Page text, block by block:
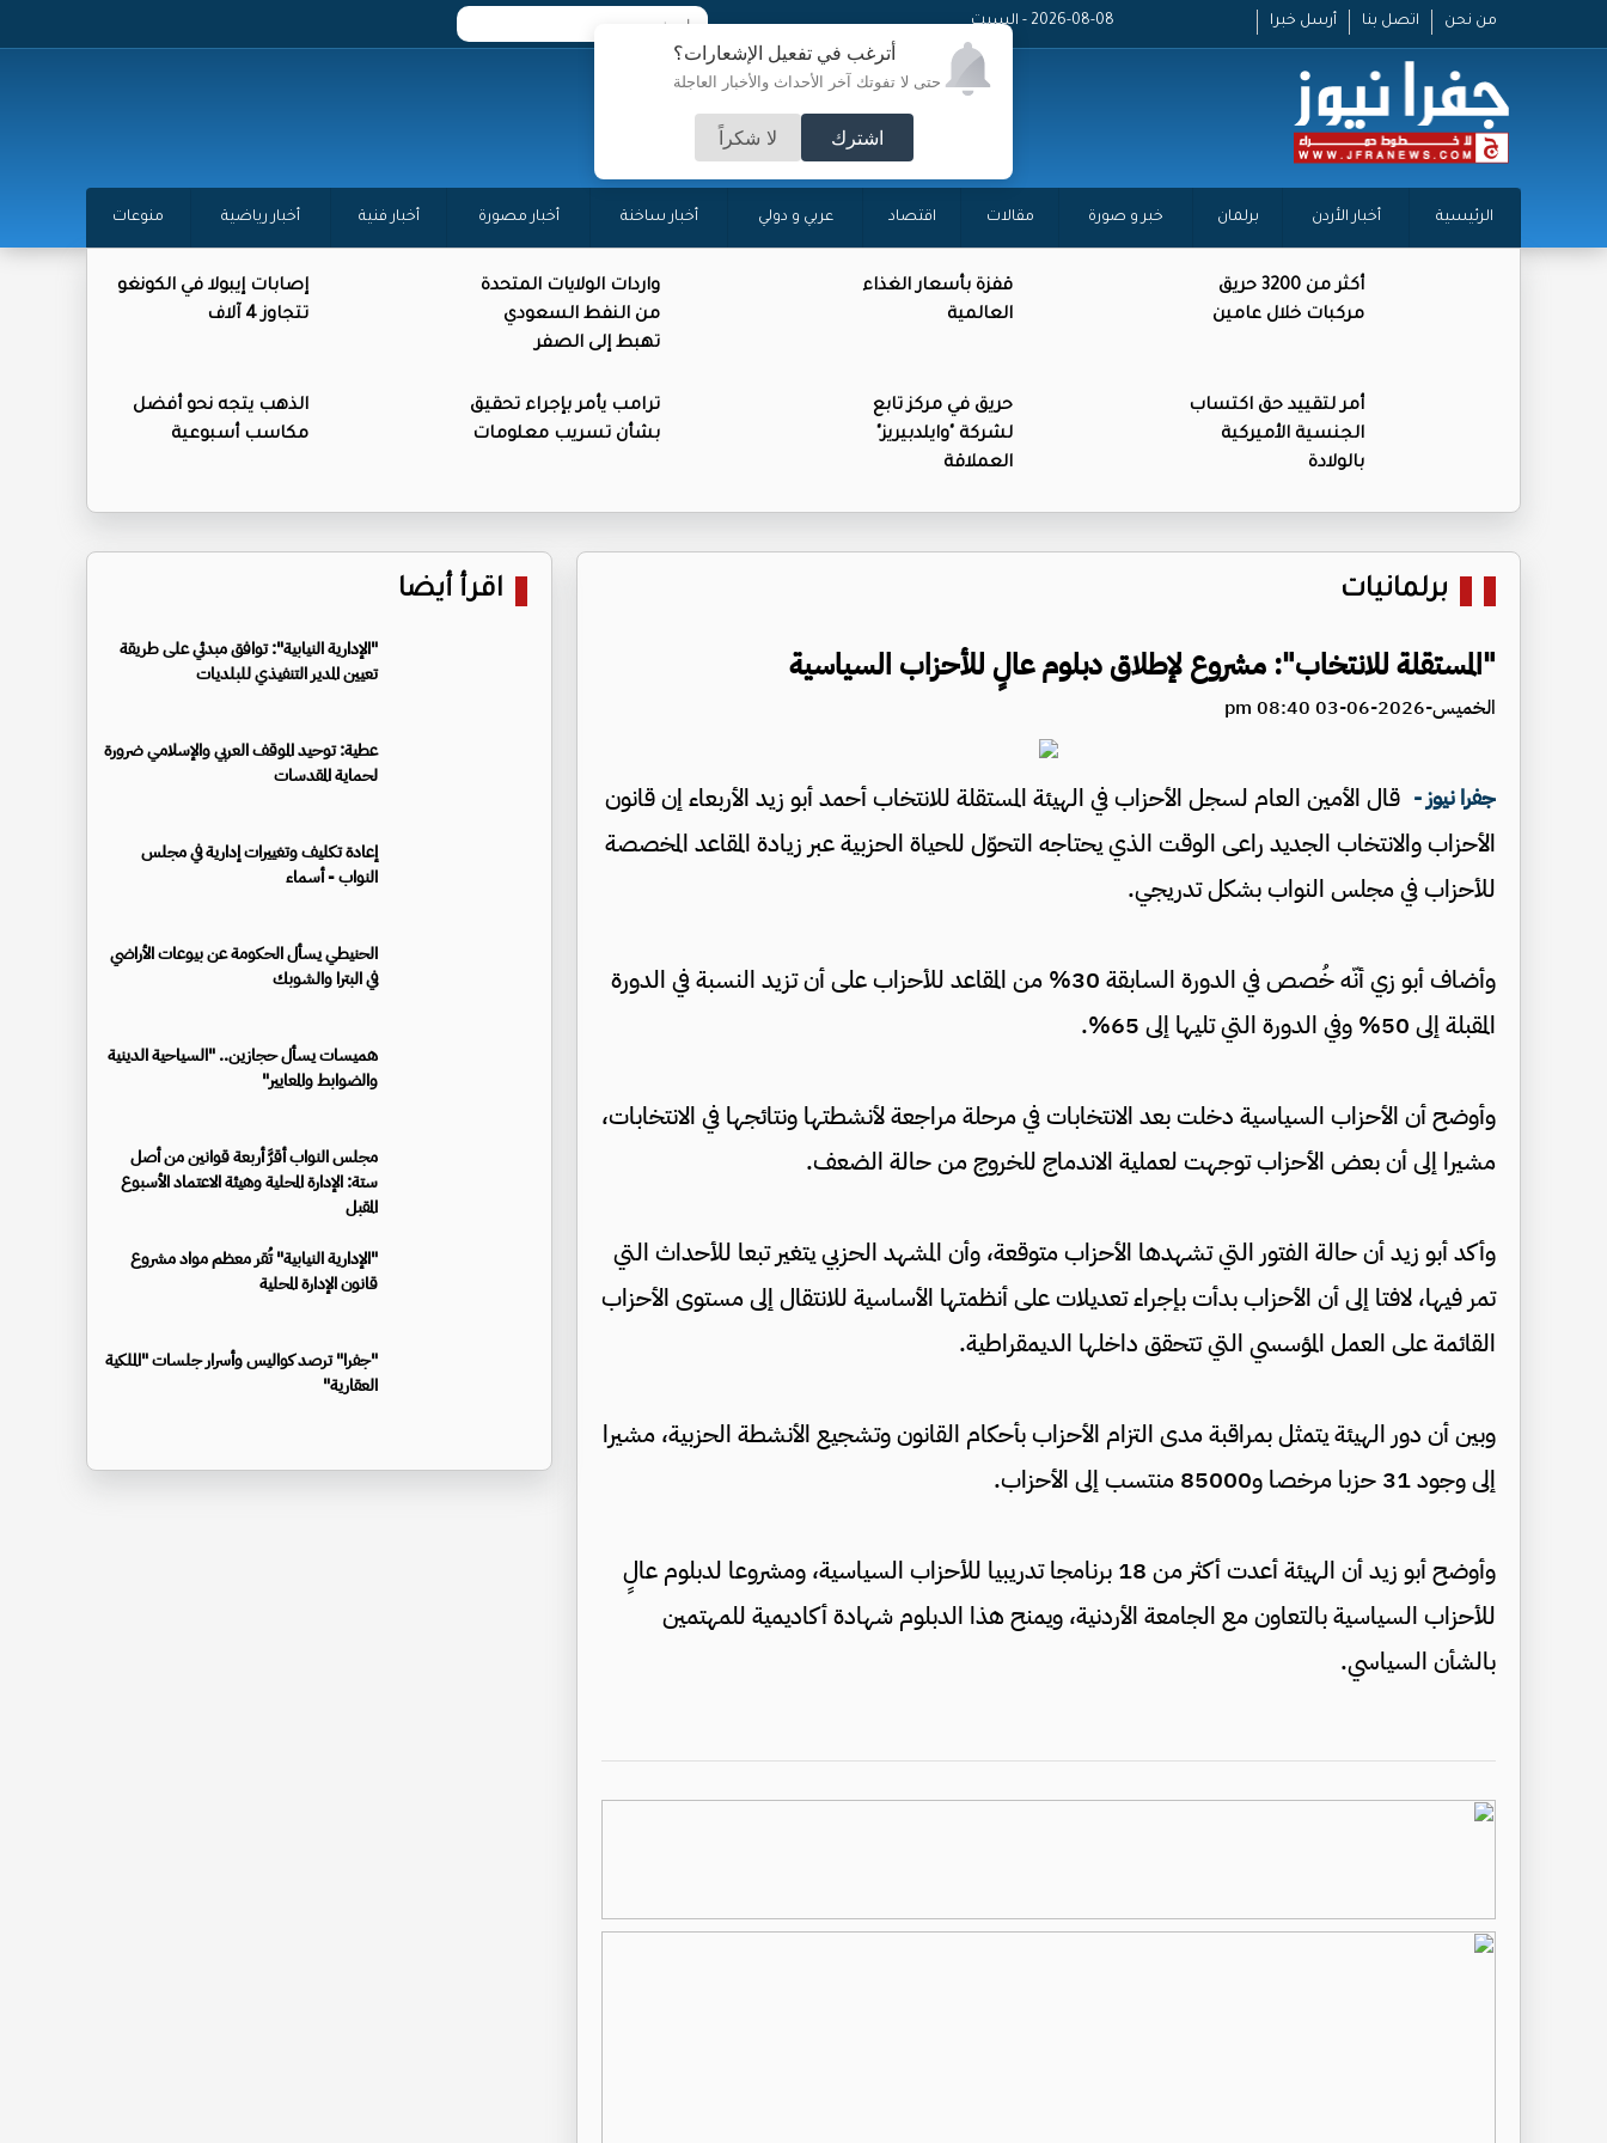
أترغب في تفعيل الإشعارات؟
حتى لا تفوتك آخر الأحداث والأخبار العاجلة
اشترك لا شكراً
من نحن اتصل بنا أرسل خبرا 2026-08-08 - السبت
الرئيسية أخبار الأردن برلمان خبر و صورة مقالات اقتصاد عربي و دولي أخبار ساخنة أخبار مصورة أخبار فنية أخبار رياضية منوعات
أكثر من 3200 حريق
مركبات خلال عامين
قفزة بأسعار الغذاء
العالمية
واردات الولايات المتحدة
من النفط السعودي
تهبط إلى الصفر
إصابات إيبولا في الكونغو
تتجاوز 4 آلاف
أمر لتقييد حق اكتساب
الجنسية الأميركية
بالولادة
حريق في مركز تابع
لشركة "وايلدبيريز"
العملاقة
ترامب يأمر بإجراء تحقيق
بشأن تسريب معلومات
الذهب يتجه نحو أفضل
مكاسب أسبوعية
برلمانيات
"المستقلة للانتخاب": مشروع لإطلاق دبلوم عالٍ للأحزاب السياسية
الخميس-2026-06-03 08:40 pm
جفرا نيوز - قال الأمين العام لسجل الأحزاب في الهيئة المستقلة للانتخاب أحمد أبو زيد الأربعاء إن قانون
الأحزاب والانتخاب الجديد راعى الوقت الذي يحتاجه التحوّل للحياة الحزبية عبر زيادة المقاعد المخصصة
للأحزاب في مجلس النواب بشكل تدريجي.
وأضاف أبو زي أنّه خُصص في الدورة السابقة 30% من المقاعد للأحزاب على أن تزيد النسبة في الدورة
المقبلة إلى 50% وفي الدورة التي تليها إلى 65%.
وأوضح أن الأحزاب السياسية دخلت بعد الانتخابات في مرحلة مراجعة لأنشطتها ونتائجها في الانتخابات،
مشيرا إلى أن بعض الأحزاب توجهت لعملية الاندماج للخروج من حالة الضعف.
وأكد أبو زيد أن حالة الفتور التي تشهدها الأحزاب متوقعة، وأن المشهد الحزبي يتغير تبعا للأحداث التي
تمر فيها، لافتا إلى أن الأحزاب بدأت بإجراء تعديلات على أنظمتها الأساسية للانتقال إلى مستوى الأحزاب
القائمة على العمل المؤسسي التي تتحقق داخلها الديمقراطية.
وبين أن دور الهيئة يتمثل بمراقبة مدى التزام الأحزاب بأحكام القانون وتشجيع الأنشطة الحزبية، مشيرا
إلى وجود 31 حزبا مرخصا و85000 منتسب إلى الأحزاب.
وأوضح أبو زيد أن الهيئة أعدت أكثر من 18 برنامجا تدريبيا للأحزاب السياسية، ومشروعا لدبلوم عالٍ
للأحزاب السياسية بالتعاون مع الجامعة الأردنية، ويمنح هذا الدبلوم شهادة أكاديمية للمهتمين
بالشأن السياسي.
اقرأ أيضا
"الإدارية النيابية": توافق مبدئي على طريقة
تعيين المدير التنفيذي للبلديات
عطية: توحيد الموقف العربي والإسلامي ضرورة
لحماية المقدسات
إعادة تكليف وتغييرات إدارية في مجلس
النواب - أسماء
الحنيطي يسأل الحكومة عن بيوعات الأراضي
في البترا والشوبك
هميسات يسأل حجازين.. "السياحية الدينية
والضوابط والمعايير"
مجلس النواب أقرَّ أربعة قوانين من أصل
ستة: الإدارة المحلية وهيئة الاعتماد الأسبوع
المقبل
"الإدارية النيابية" تُقر معظم مواد مشروع
قانون الإدارة المحلية
"جفرا" ترصد كواليس وأسرار جلسات "الملكية
العقارية"